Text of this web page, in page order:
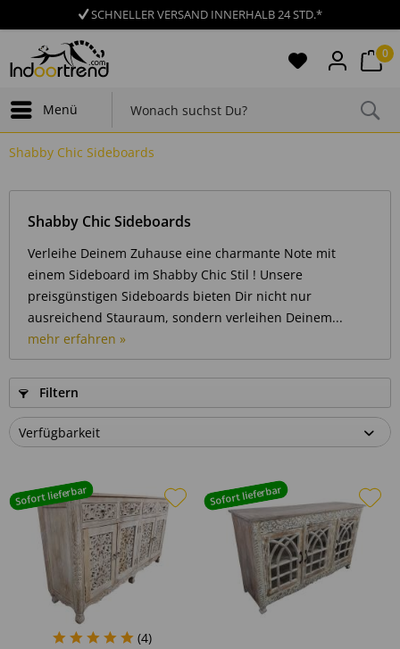
SCHNELLER VERSAND INNERHALB 24 STD.*
Menü
0
Shabby Chic Sideboards
Shabby Chic Sideboards
Verleihe Deinem Zuhause eine charmante Note mit
einem Sideboard im Shabby Chic Stil ! Unsere
preisgünstigen Sideboards bieten Dir nicht nur
ausreichend Stauraum, sondern verleihen Deinem...
mehr erfahren »
Filtern
Sofort lieferbar
(4)
Sofort lieferbar